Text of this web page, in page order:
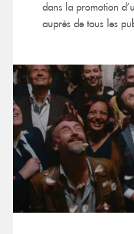
dans la promotion
auprès de tous les